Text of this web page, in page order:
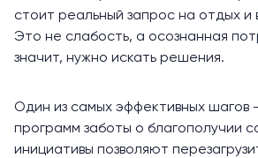
стоит реальный запрос на отдых и
Это не слабость, а осознанная
значит, нужно искать решения.
Один из самых эффективных шагов
программ заботы о благополучии
инициативы позволяют